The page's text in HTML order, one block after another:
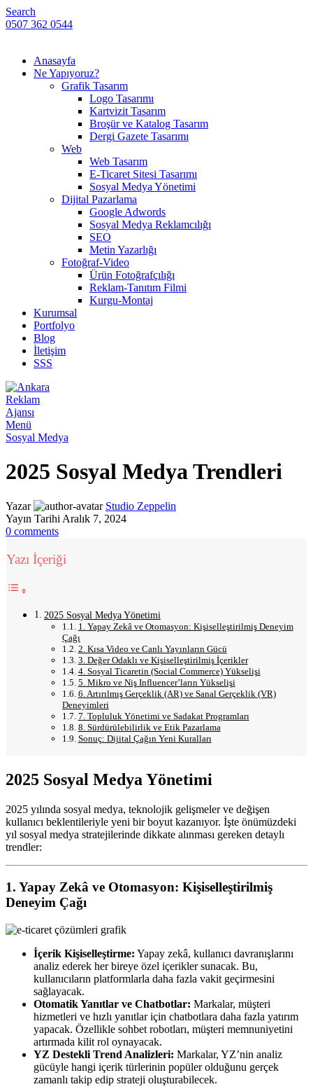
Search
0507 362 0544
Anasayfa
Ne Yapıyoruz?
Grafik Tasarım
Logo Tasarımı
Kartvizit Tasarım
Broşür ve Katalog Tasarım
Dergi Gazete Tasarımı
Web
Web Tasarım
E-Ticaret Sitesi Tasarımı
Sosyal Medya Yönetimi
Dijital Pazarlama
Google Adwords
Sosyal Medya Reklamcılığı
SEO
Metin Yazarlığı
Fotoğraf-Video
Ürün Fotoğrafçılığı
Reklam-Tanıtım Filmi
Kurgu-Montaj
Kurumsal
Portfolyo
Blog
İletişim
SSS
Menü
Sosyal Medya
2025 Sosyal Medya Trendleri
Yazar
Studio Zeppelin
Yayın Tarihi Aralık 7, 2024
0 comments
Yazı İçeriği
2025 Sosyal Medya Yönetimi
1. Yapay Zekâ ve Otomasyon: Kişiselleştirilmiş Deneyim
Çağı
2. Kısa Video ve Canlı Yayınların Gücü
3. Değer Odaklı ve Kişiselleştirilmiş İçerikler
4. Sosyal Ticaretin (Social Commerce) Yükselişi
5. Mikro ve Niş Influencer’ların Yükselişi
6. Artırılmış Gerçeklik (AR) ve Sanal Gerçeklik (VR)
Deneyimleri
7. Topluluk Yönetimi ve Sadakat Programları
8. Sürdürülebilirlik ve Etik Pazarlama
Sonuç: Dijital Çağın Yeni Kuralları
2025 Sosyal Medya Yönetimi
2025 yılında sosyal medya, teknolojik gelişmeler ve değişen
kullanıcı beklentileriyle yeni bir boyut kazanıyor. İşte önümüzdeki
yıl sosyal medya stratejilerinde dikkate alınması gereken detaylı
trendler:
1. Yapay Zekâ ve Otomasyon: Kişiselleştirilmiş
Deneyim Çağı
İçerik Kişiselleştirme: Yapay zekâ, kullanıcı davranışlarını
analiz ederek her bireye özel içerikler sunacak. Bu,
kullanıcıların platformlarla daha fazla vakit geçirmesini
sağlayacak.
Otomatik Yanıtlar ve Chatbotlar: Markalar, müşteri
hizmetleri ve hızlı yanıtlar için chatbotlara daha fazla yatırım
yapacak. Özellikle sohbet robotları, müşteri memnuniyetini
artırmada kilit rol oynayacak.
YZ Destekli Trend Analizleri: Markalar, YZ’nin analiz
gücüyle hangi içerik türlerinin popüler olduğunu gerçek
zamanlı takip edip strateji oluşturabilecek.